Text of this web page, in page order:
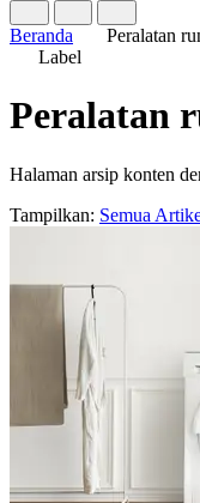
Beranda
Peralatan
Label
Peralatan
Halaman arsip konten
Tampilkan: Semua